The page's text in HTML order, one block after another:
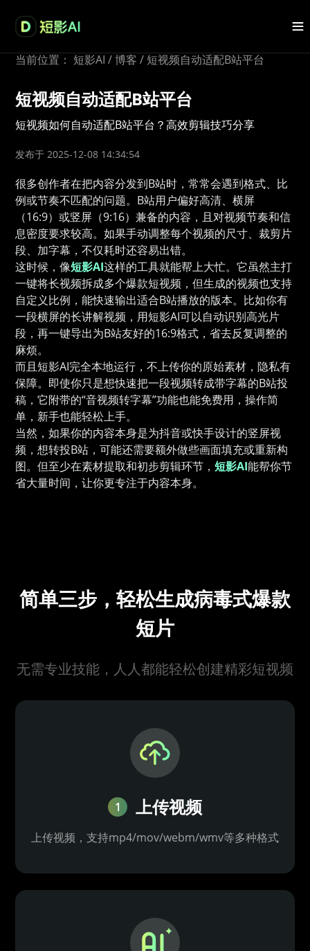
当前位置： 短影AI / 博客 / 短视频自动适配B站平台
短视频自动适配B站平台
短视频如何自动适配B站平台？高效剪辑技巧分享
发布于 2025-12-08 14:34:54
很多创作者在把内容分发到B站时，常常会遇到格式、比
例或节奏不匹配的问题。B站用户偏好高清、横屏
（16:9）或竖屏（9:16）兼备的内容，且对视频节奏和信
息密度要求较高。如果手动调整每个视频的尺寸、裁剪片
段、加字幕，不仅耗时还容易出错。
这时候，像短影AI这样的工具就能帮上大忙。它虽然主打
一键将长视频拆成多个爆款短视频，但生成的视频也支持
自定义比例，能快速输出适合B站播放的版本。比如你有
一段横屏的长讲解视频，用短影AI可以自动识别高光片
段，再一键导出为B站友好的16:9格式，省去反复调整的
麻烦。
而且短影AI完全本地运行，不上传你的原始素材，隐私有
保障。即使你只是想快速把一段视频转成带字幕的B站投
稿，它附带的“音视频转字幕”功能也能免费用，操作简
单，新手也能轻松上手。
当然，如果你的内容本身是为抖音或快手设计的竖屏视
频，想转投B站，可能还需要额外做些画面填充或重新构
图。但至少在素材提取和初步剪辑环节，短影AI能帮你节
省大量时间，让你更专注于内容本身。
简单三步，轻松生成病毒式爆款
短片
无需专业技能，人人都能轻松创建精彩短视频
1 上传视频
上传视频，支持mp4/mov/webm/wmv等多种格式